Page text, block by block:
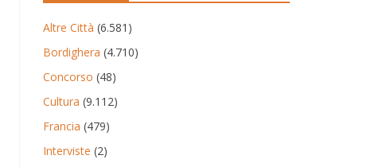
Altre Città (6.581)
Bordighera (4.710)
Concorso (48)
Cultura (9.112)
Francia (479)
Interviste (2)